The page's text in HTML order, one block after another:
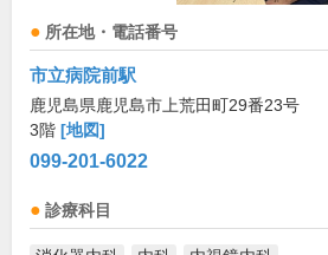
所在地・電話番号
市立病院前駅
鹿児島県鹿児島市上荒田町29番23号
3階 [地図]
099-201-6022
診療科目